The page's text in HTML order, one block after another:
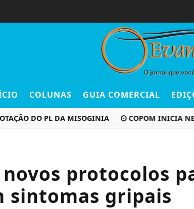
COLUNAS GUIA COMERCIAL
DO PL DA MISOGINIA COPOM INICIA NESTA
protocolos
sintomas gripais